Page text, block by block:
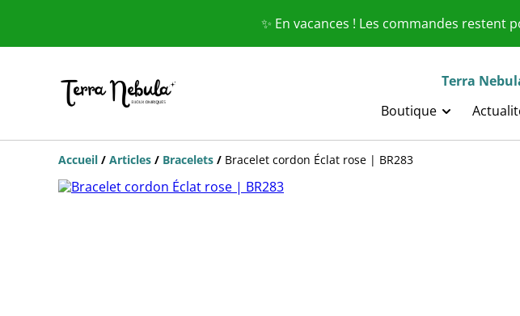
✨ En vacances ! Les commandes restent
Terra
Boutique
Accueil / Articles / Bracelets / Bracelet cordon Éclat rose | BR283